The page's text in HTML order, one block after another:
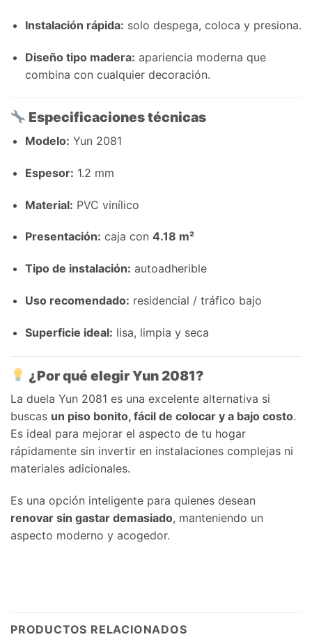
Instalación rápida: solo despega, coloca y presiona.
Diseño tipo madera: apariencia moderna que
combina con cualquier decoración.
Especificaciones técnicas
Modelo: Yun 2081
Espesor: 1.2 mm
Material: PVC vinílico
Presentación: caja con 4.18 m²
Tipo de instalación: autoadherible
Uso recomendado: residencial / tráfico bajo
Superficie ideal: lisa, limpia y seca
¿Por qué elegir Yun 2081?
La duela Yun 2081 es una excelente alternativa si
buscas un piso bonito, fácil de colocar y a bajo costo.
Es ideal para mejorar el aspecto de tu hogar
rápidamente sin invertir en instalaciones complejas ni
materiales adicionales.
Es una opción inteligente para quienes desean
renovar sin gastar demasiado, manteniendo un
aspecto moderno y acogedor.
PRODUCTOS RELACIONADOS